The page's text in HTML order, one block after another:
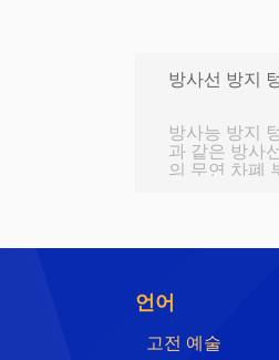
방사선 방지
방사능 방지 텅스텐 합금 판 방사
과 같은 방사
의 무연 차폐
일정한 보호
언어
고전 예술